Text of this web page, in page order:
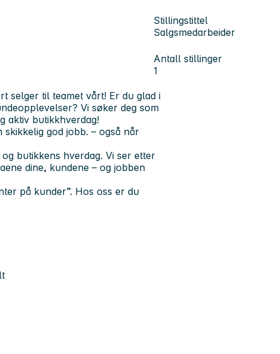
Stillingstittel
Salgsmedarbeider
Antall stillinger
1
selger til teamet vårt! Er du glad i
Vi søker deg som
aktiv butikkhverdag!
god jobb. – også når
butikkens hverdag. Vi ser etter
dine, kundene – og jobben
på kunder”. Hos oss er du